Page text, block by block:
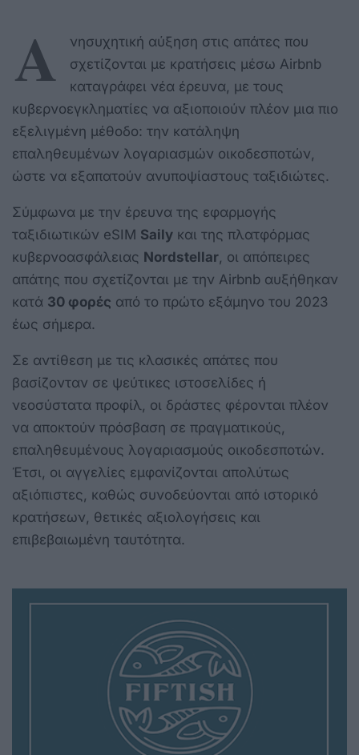
Α
νησυχητική αύξηση στις απάτες που
σχετίζονται με κρατήσεις μέσω Airbnb
καταγράφει νέα έρευνα, με τους
κυβερνοεγκληματίες να αξιοποιούν πλέον μια πιο
εξελιγμένη μέθοδο: την κατάληψη
επαληθευμένων λογαριασμών οικοδεσποτών,
ώστε να εξαπατούν ανυποψίαστους ταξιδιώτες.
Σύμφωνα με την έρευνα της εφαρμογής
ταξιδιωτικών eSIM Saily και της πλατφόρμας
κυβερνοασφάλειας Nordstellar , οι απόπειρες
απάτης που σχετίζονται με την Airbnb αυξήθηκαν
κατά 30 φορές από το πρώτο εξάμηνο του 2023
έως σήμερα.
Σε αντίθεση με τις κλασικές απάτες που
βασίζονταν σε ψεύτικες ιστοσελίδες ή
νεοσύστατα προφίλ, οι δράστες φέρονται πλέον
να αποκτούν πρόσβαση σε πραγματικούς,
επαληθευμένους λογαριασμούς οικοδεσποτών.
Έτσι, οι αγγελίες εμφανίζονται απολύτως
αξιόπιστες, καθώς συνοδεύονται από ιστορικό
κρατήσεων, θετικές αξιολογήσεις και
επιβεβαιωμένη ταυτότητα.